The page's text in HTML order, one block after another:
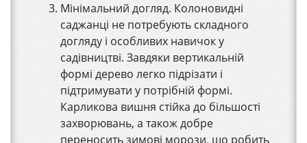
Мінімальний догляд. Колоновидні
саджанці не потребують складного
догляду і особливих навичок у
садівництві. Завдяки вертикальній
формі дерево легко підрізати і
підтримувати у потрібній формі.
Карликова вишня стійка до більшості
захворювань, а також добре
переносить зимові морози, що робить